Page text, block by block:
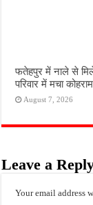
फतेहपुर में नाले से
परिवार में मचा कोहराम
August 7, 2026
Leave a
Your email address